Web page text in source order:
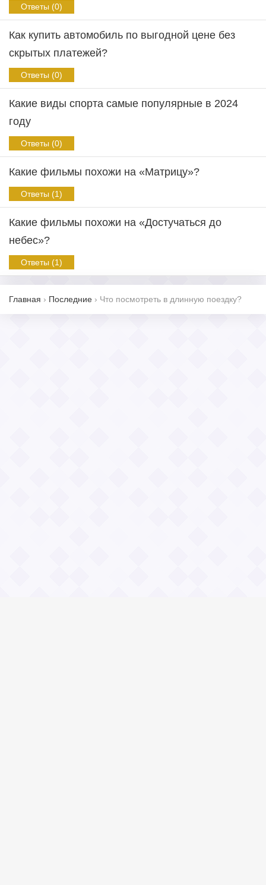
Ответы (0)
Как купить автомобиль по выгодной цене без
скрытых платежей?
Ответы (0)
Какие виды спорта самые популярные в 2024
году
Ответы (0)
Какие фильмы похожи на «Матрицу»?
Ответы (1)
Какие фильмы похожи на «Достучаться до
небес»?
Ответы (1)
Главная › Последние › Что посмотреть в длинную поездку?